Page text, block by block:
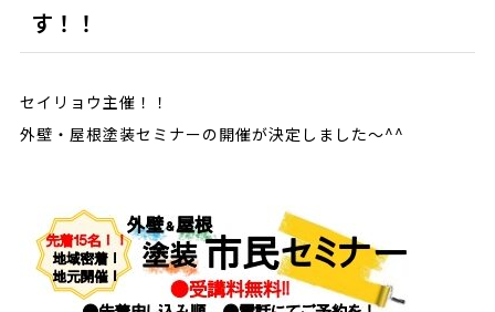
す！！
セイリョウ主催！！
外壁・屋根塗装セミナーの開催が決定しました～^^